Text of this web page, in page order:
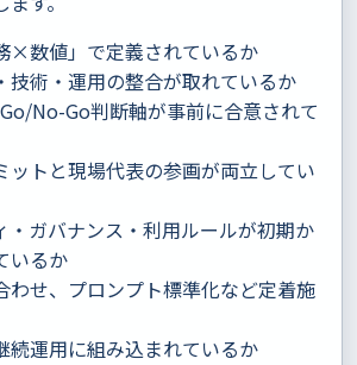
×数値」で定義されているか
技術・運用の整合が取れているか
No-Go判断軸が事前に合意されて
ットと現場代表の参画が両立してい
・ガバナンス・利用ルールが初期か
いるか
わせ、プロンプト標準化など定着施
続運用に組み込まれているか